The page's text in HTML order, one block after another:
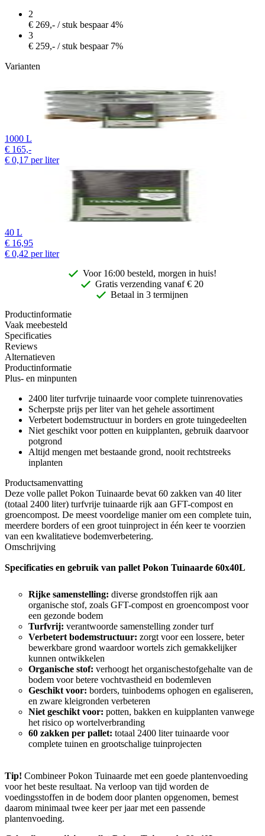
2
€ 269,- / stuk bespaar 4%
3
€ 259,- / stuk bespaar 7%
Varianten
1000 L
€ 165,-
€ 0,17 per liter
40 L
€ 16,95
€ 0,42 per liter
Voor 16:00 besteld, morgen in huis!
Gratis verzending vanaf € 20
Betaal in 3 termijnen
Productinformatie
Vaak meebesteld
Specificaties
Reviews
Alternatieven
Productinformatie
Plus- en minpunten
2400 liter turfvrije tuinaarde voor complete tuinrenovaties
Scherpste prijs per liter van het gehele assortiment
Verbetert bodemstructuur in borders en grote tuingedeelten
Niet geschikt voor potten en kuipplanten, gebruik daarvoor
potgrond
Altijd mengen met bestaande grond, nooit rechtstreeks
inplanten
Productsamenvatting
Deze volle pallet Pokon Tuinaarde bevat 60 zakken van 40 liter
(totaal 2400 liter) turfvrije tuinaarde rijk aan GFT-compost en
groencompost. De meest voordelige manier om een complete tuin,
meerdere borders of een groot tuinproject in één keer te voorzien
van een kwalitatieve bodemverbetering.
Omschrijving
Specificaties en gebruik van pallet Pokon Tuinaarde 60x40L
Rijke samenstelling: diverse grondstoffen rijk aan
organische stof, zoals GFT-compost en groencompost voor
een gezonde bodem
Turfvrij: verantwoorde samenstelling zonder turf
Verbetert bodemstructuur: zorgt voor een lossere, beter
bewerkbare grond waardoor wortels zich gemakkelijker
kunnen ontwikkelen
Organische stof: verhoogt het organischestofgehalte van de
bodem voor betere vochtvastheid en bodemleven
Geschikt voor: borders, tuinbodems ophogen en egaliseren,
en zware kleigronden verbeteren
Niet geschikt voor: potten, bakken en kuipplanten vanwege
het risico op wortelverbranding
60 zakken per pallet: totaal 2400 liter tuinaarde voor
complete tuinen en grootschalige tuinprojecten
Tip! Combineer Pokon Tuinaarde met een goede plantenvoeding
voor het beste resultaat. Na verloop van tijd worden de
voedingsstoffen in de bodem door planten opgenomen, bemest
daarom minimaal twee keer per jaar met een passende
plantenvoeding.